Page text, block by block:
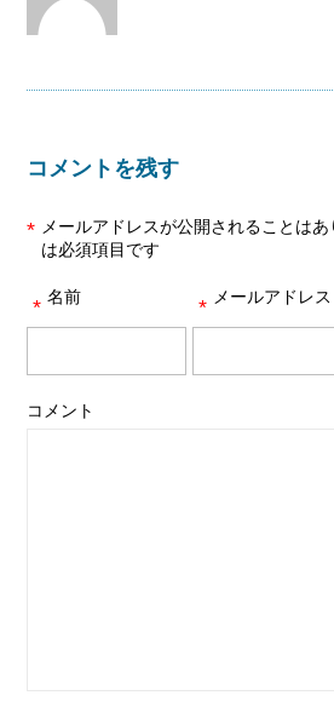
コメントを残す
メールアドレスが公開されることはあ
*
は必須項目です
名前
* メールアドレス
*
コメント